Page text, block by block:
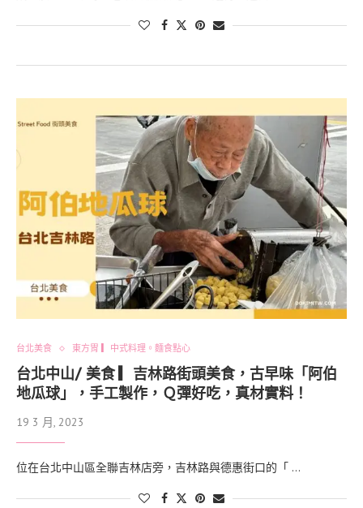
台北美食 東方胃 ▎中式料理。麵食點心
台北中山/ 美食 ▎吉林路街頭美食，古早味「阿伯
地瓜球」，手工製作，Ｑ彈好吃，真材實料！
19 3 月, 2023
位在台北中山區全聯吉林店旁，吉林路與德惠街口的「 …